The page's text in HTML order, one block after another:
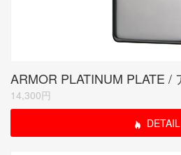
14,300円
DETAIL